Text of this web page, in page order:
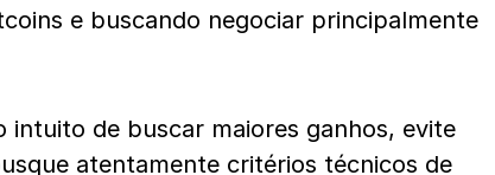
e buscando negociar principalmente
de buscar maiores ganhos, evite
atentamente critérios técnicos de